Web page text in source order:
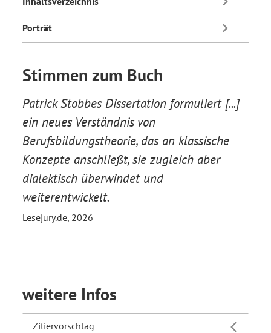
Porträt
Stimmen zum Buch
Patrick Stobbes Dissertation formuliert [...]
ein neues Verständnis von
Berufsbildungstheorie, das an klassische
Konzepte anschließt, sie zugleich aber
dialektisch überwindet und
weiterentwickelt.
Lesejury.de, 2026
weitere Infos
Zitiervorschlag